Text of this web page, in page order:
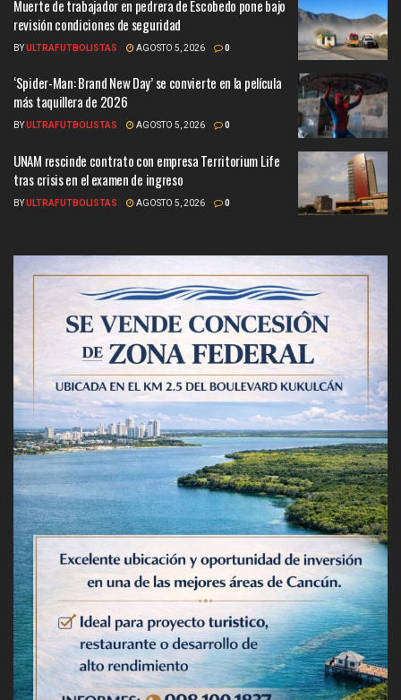
Muerte de trabajador en pedrera de Escobedo pone bajo
revisión condiciones de seguridad
BYULTRAFUTBOLISTAS AGOSTO 5, 2026 0
‘Spider-Man: Brand New Day’ se convierte en la película
más taquillera de 2026
BYULTRAFUTBOLISTAS AGOSTO 5, 2026 0
UNAM rescinde contrato con empresa Territorium Life
tras crisis en el examen de ingreso
BYULTRAFUTBOLISTAS AGOSTO 5, 2026 0